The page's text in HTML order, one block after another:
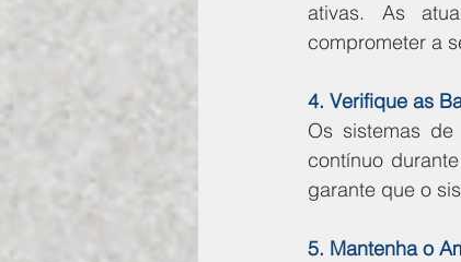
ativas. As
comprometer a
4. Verifique as
Os sistemas
contínuo
garante que o
5. Mantenha o